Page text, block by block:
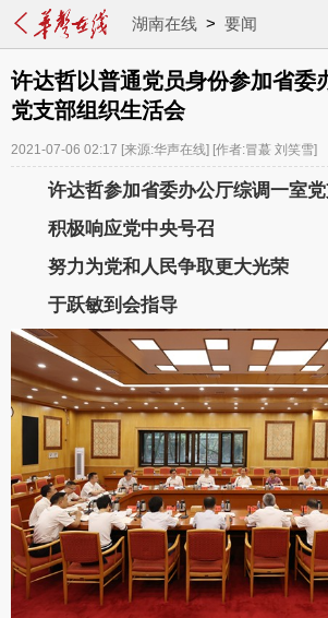
湖南在线> 要闻
许达哲以普通党员身份参加省委
党支部组织生活会
2021-07-06 02:17 [来源:华声在线] [作者:冒蕞 刘笑雪]
许达哲参加省委办公厅综调一室
积极响应党中央号召
努力为党和人民争取更大光荣
于跃敏到会指导